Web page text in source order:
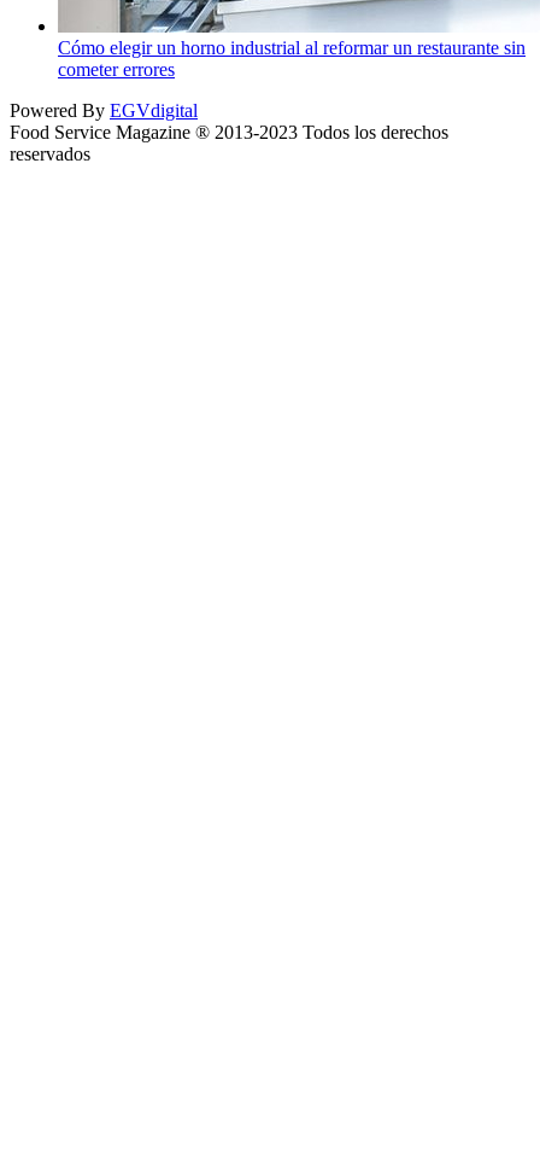
Cómo elegir un horno industrial al reformar un restaurante sin
cometer errores
Powered By EGVdigital
Food Service Magazine ® 2013-2023 Todos los derechos
reservados